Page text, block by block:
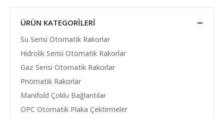
ÜRÜN KATEGORILERI
Su Serisi Otomatik Rakorlar
Hidrolik Serisi Otomatik Rakorlar
Gaz Serisi Otomatik Rakorlar
Pnömatik Rakorlar
Manifold Çoklu Bağlantılar
OPC Otomatik Plaka Çektirmeler